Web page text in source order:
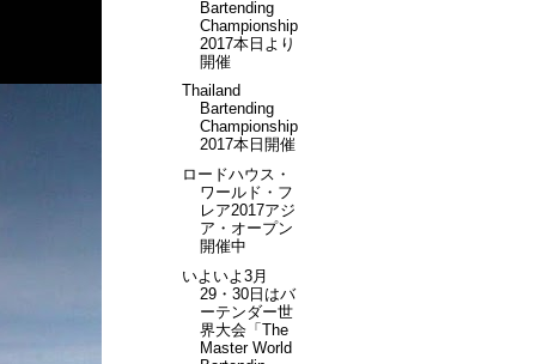
Bartending
Championship
2017本日より
開催
Thailand
Bartending
Championship
2017本日開催
ロードハウス・
ワールド・フ
レア2017アジ
ア・オープン
開催中
いよいよ3月
29・30日はバ
ーテンダー世
界大会「The
Master World